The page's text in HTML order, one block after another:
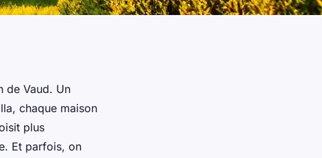
de Vaud. Un
chaque maison
plus
Et parfois, on